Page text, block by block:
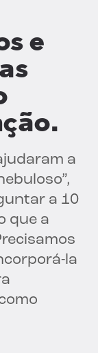
e
a
a 10
que a
la